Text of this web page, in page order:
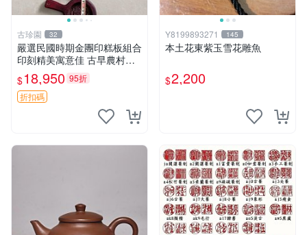
古珍園 32
嚴選民國時期金團印糕板組合
印刻精美寓意佳 古早農村文
化遺珍 印糕板 民國 金團印
精工細作
$18,950 95折
折扣碼
Y8199893271 145
本土花東紫玉雪花雕魚
$2,200